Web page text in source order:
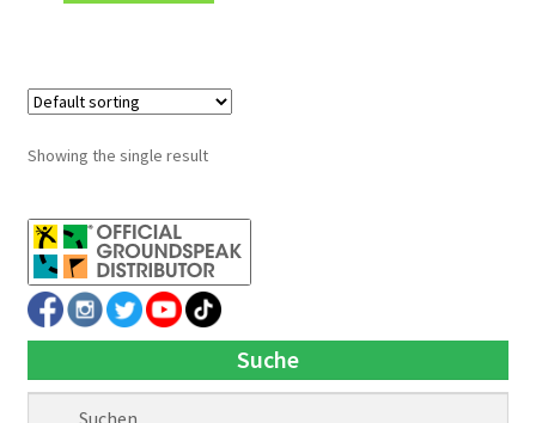
Showing the single result
Suche